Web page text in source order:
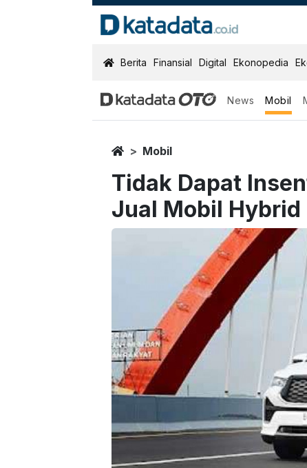
KatadataOTO
Berita Finansial Digital Ekonopedia
News Mobil
HomeMobil
Tidak Dapat
Jual Mobil Hybrid